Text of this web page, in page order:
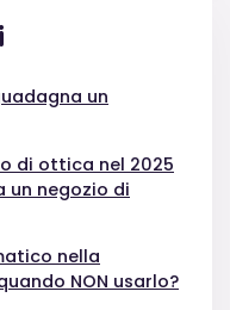
un
di ottica nel 2025
un negozio di
nella
NON usarlo?